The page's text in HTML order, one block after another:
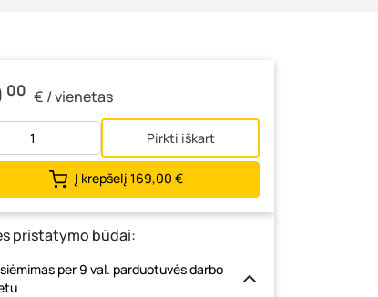
00 € / vienetas
Pirkti iškart
Į krepšelį 169,00 €
pristatymo būdai:
per 9 val. parduotuvės darbo